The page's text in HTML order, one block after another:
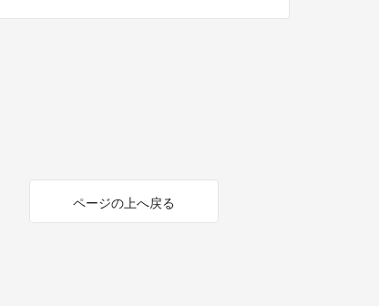
ページの上へ戻る